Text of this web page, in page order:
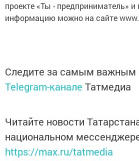
проекте «Ты - предприниматель»
информацию можно на сайте
Следите за самым важным
Telegram-канале Татмедиа
Читайте новости
национальном
https://max.ru/tatmedia